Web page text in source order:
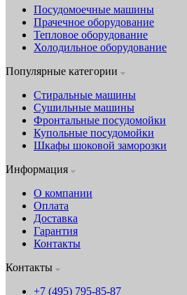
Посудомоечные машины
Прачечное оборудование
Тепловое оборудование
Холодильное оборудование
Популярные категории
Стиральные машины
Сушильные машины
Фронтальные посудомойки
Купольные посудомойки
Шкафы шоковой заморозки
Информация
О компании
Оплата
Доставка
Гарантия
Контакты
Контакты
+7 (495) 795-85-87